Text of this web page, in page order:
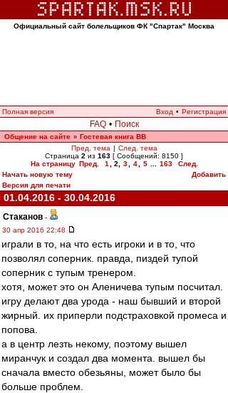
Официальный сайт болельщиков ФК "Спартак" Москва
Полная версия Вход • Регистрация
FAQ • Поиск
Общение на сайте » Гостевая книга ВВ
Пред. тема | След. тема
Страница 2 из 163 [ Сообщений: 8150 ]
На страницу Пред. 1 2 3 4 5 163
След.
Начать новую тему
Добавить
Версия для печати
01.04.2016 - 30.04.2016
Cтаканов -
30 апр 2016 22:48
играли в то, на что есть игроки и в то, что
позволял соперник. правда, пиздей тупой
соперник с тупым тренером.
хотя, может это он Аленичева тупым посчитал.
игру делают два урода - наш бывший и второй
жирный. их приперли подстраховкой промеса и
попова.
а в центр лезть некому, поэтому вышел
миранчук и создал два момента. вышел бы
сначала вместо обезьяны, может было бы
больше проблем.